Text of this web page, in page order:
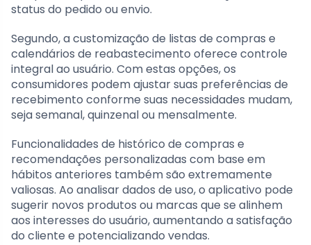
status do pedido ou envio.
Segundo, a customização de listas de compras e
calendários de reabastecimento oferece controle
integral ao usuário. Com estas opções, os
consumidores podem ajustar suas preferências de
recebimento conforme suas necessidades mudam,
seja semanal, quinzenal ou mensalmente.
Funcionalidades de histórico de compras e
recomendações personalizadas com base em
hábitos anteriores também são extremamente
valiosas. Ao analisar dados de uso, o aplicativo pode
sugerir novos produtos ou marcas que se alinhem
aos interesses do usuário, aumentando a satisfação
do cliente e potencializando vendas.